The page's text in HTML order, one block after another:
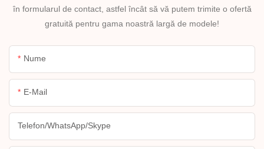
în formularul de contact, astfel încât să vă putem trimite o ofertă
gratuită pentru gama noastră largă de modele!
Nume
E-Mail
Telefon/WhatsApp/Skype